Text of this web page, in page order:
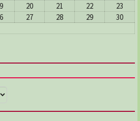
20 21 22
23
27 28 29
30